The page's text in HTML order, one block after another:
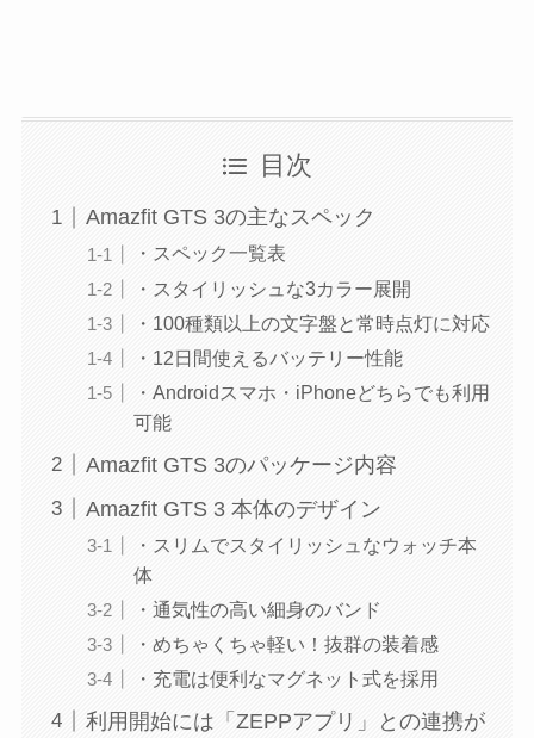
目次
Amazfit GTS 3の主なスペック
・スペック一覧表
・スタイリッシュな3カラー展開
・100種類以上の文字盤と常時点灯に対応
・12日間使えるバッテリー性能
・Androidスマホ・iPhoneどちらでも利用
可能
Amazfit GTS 3のパッケージ内容
Amazfit GTS 3 本体のデザイン
・スリムでスタイリッシュなウォッチ本
体
・通気性の高い細身のバンド
・めちゃくちゃ軽い！抜群の装着感
・充電は便利なマグネット式を採用
利用開始には「ZEPPアプリ」との連携が